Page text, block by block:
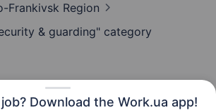
Download the Work.ua app!
Frankivsk Region
& guarding" category